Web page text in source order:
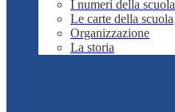
I numeri della scuola
Le carte della scuola
Organizzazione
La storia